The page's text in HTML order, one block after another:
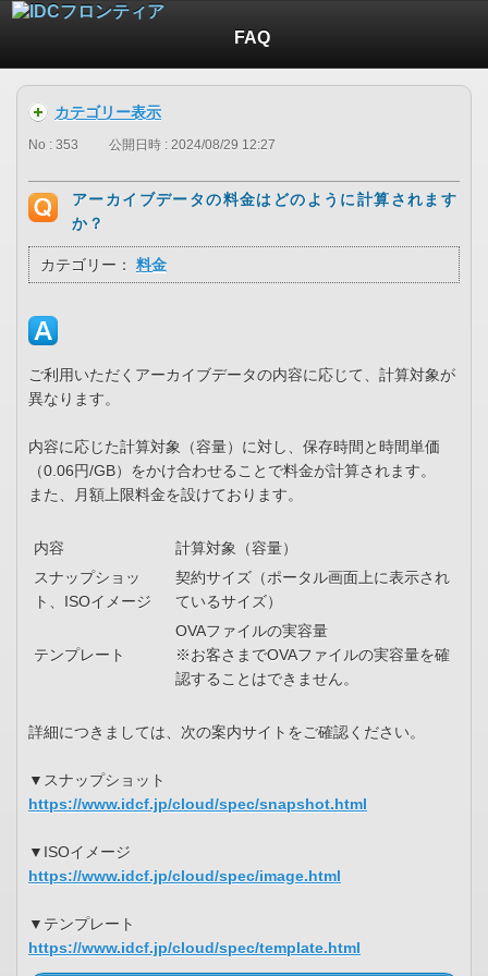
FAQ
カテゴリー表示
No : 353 公開日時 : 2024/08/29 12:27
アーカイブデータの料金はどのように計算されます
か？
カテゴリー： 料金
ご利用いただくアーカイブデータの内容に応じて、計算対象が
異なります。
内容に応じた計算対象（容量）に対し、保存時間と時間単価
（0.06円/GB）をかけ合わせることで料金が計算されます。
また、月額上限料金を設けております。
内容
計算対象（容量）
スナップショッ
ト、ISOイメージ
契約サイズ（ポータル画面上に表示され
ているサイズ）
テンプレート
OVAファイルの実容量
※お客さまでOVAファイルの実容量を確
認することはできません。
詳細につきましては、次の案内サイトをご確認ください。
▼スナップショット
https://www.idcf.jp/cloud/spec/snapshot.html
▼ISOイメージ
https://www.idcf.jp/cloud/spec/image.html
▼テンプレート
https://www.idcf.jp/cloud/spec/template.html